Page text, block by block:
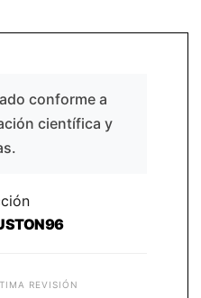
conforme a
científica y
REVISIÓN